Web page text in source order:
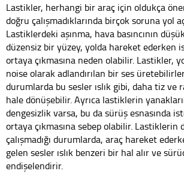
Lastikler, herhangi bir araç için oldukça
doğru çalışmadıklarında birçok soruna yol
Lastiklerdeki aşınma, hava basıncının
düzensiz bir yüzey, yolda hareket ederken
ortaya çıkmasına neden olabilir. Lastikler,
noise olarak adlandırılan bir ses
durumlarda bu sesler ıslık gibi, daha tiz ve
hale dönüşebilir. Ayrıca lastiklerin
dengesizlik varsa, bu da sürüş esnasında
ortaya çıkmasına sebep olabilir. Lastiklerin
çalışmadığı durumlarda, araç hareket
gelen sesler ıslık benzeri bir hal alır ve
endişelendirir.